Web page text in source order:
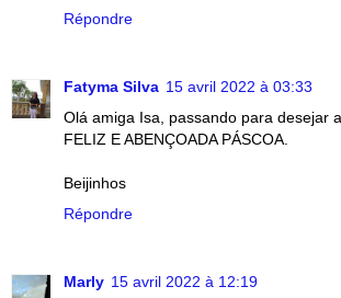
Répondre
Fatyma Silva 15 avril 2022 à 03:33
Olá amiga Isa, passando para desejar
FELIZ E ABENÇOADA PÁSCOA.
Beijinhos
Répondre
Marly 15 avril 2022 à 12:19